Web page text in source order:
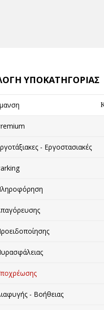
ΥΠΟΚΑΤΗΓΟΡΊΑΣ
- Εργοστασιακές
- Βοήθειας